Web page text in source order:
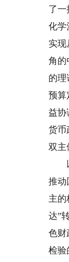
了一
化学
实现
角的
的理
预算
益协
货币
双主
以
推动
主的
达”
色财
检验